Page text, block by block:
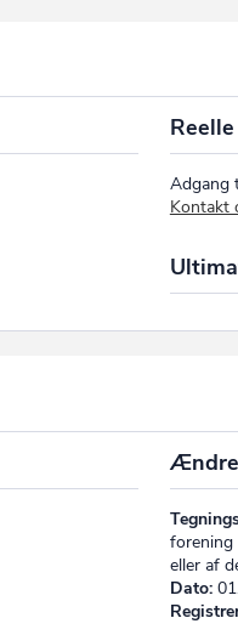
Adgang
Kontakt
forening
eller af
Dato: